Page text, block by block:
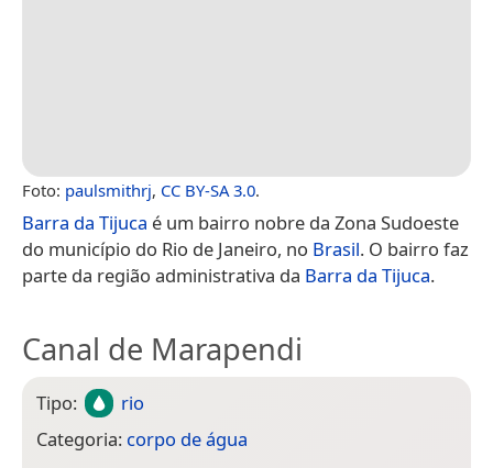
Foto: paulsmithrj, CC BY-SA 3.0.
Barra da Tijuca é um bairro nobre da Zona Sudoeste
do município do Rio de Janeiro, no Brasil. O bairro faz
parte da região administrativa da Barra da Tijuca.
Canal de Marapendi
Tipo:
rio
Categoria: corpo de água